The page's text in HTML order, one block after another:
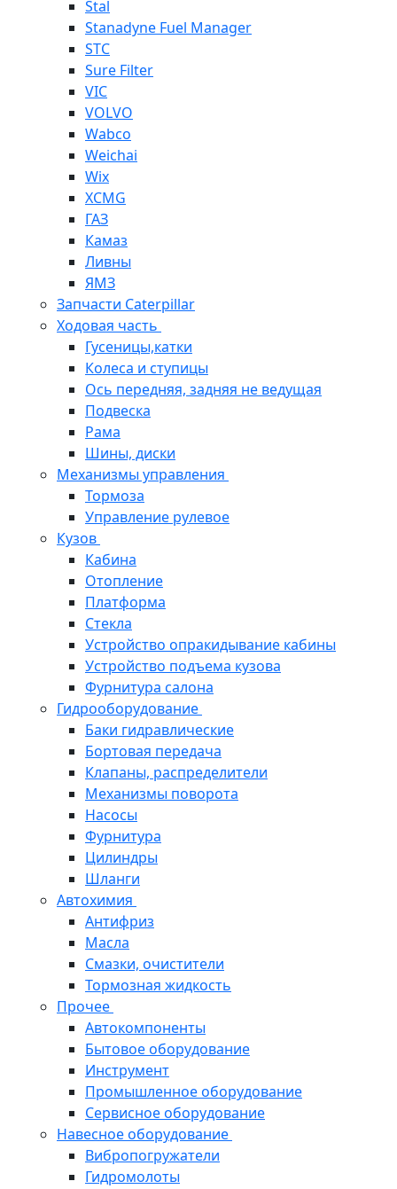
Stal
Stanadyne Fuel Manager
STC
Sure Filter
VIC
VOLVO
Wabco
Weichai
Wix
XCMG
ГАЗ
Камаз
Ливны
ЯМЗ
Запчасти Caterpillar
Ходовая часть
Гусеницы,катки
Колеса и ступицы
Ось передняя, задняя не ведущая
Подвеска
Рама
Шины, диски
Механизмы управления
Тормоза
Управление рулевое
Кузов
Кабина
Отопление
Платформа
Стекла
Устройство опракидывание кабины
Устройство подъема кузова
Фурнитура салона
Гидрооборудование
Баки гидравлические
Бортовая передача
Клапаны, распределители
Механизмы поворота
Насосы
Фурнитура
Цилиндры
Шланги
Автохимия
Антифриз
Масла
Смазки, очистители
Тормозная жидкость
Прочее
Автокомпоненты
Бытовое оборудование
Инструмент
Промышленное оборудование
Сервисное оборудование
Навесное оборудование
Вибропогружатели
Гидромолоты